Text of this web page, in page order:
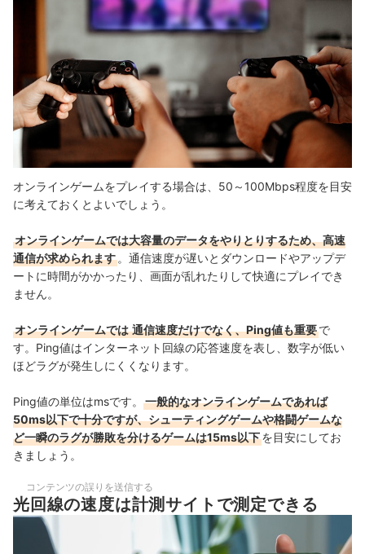
オンラインゲームをプレイする場合は、50～100Mbps程度を目安
に考えておくとよいでしょう。
オンラインゲームでは大容量のデータをやりとりするため、高速
通信が求められます 。 通信速度が遅いとダウンロードやアップデ
ートに時間がかかったり、画面が乱れたりして快適にプレイでき
ません。
オンラインゲームでは 通信速度だけでなく、Ping値も重要で
す。Ping値はインターネット回線の応答速度を表し、数字が低い
ほどラグが発生しにくくなります。
Ping値の単位はmsです。
一般的なオンラインゲームであれば
50ms以下で十分ですが、シューティングゲームや格闘ゲームな
ど一瞬のラグが勝敗を分けるゲームは15ms以下を目安にしてお
きましょう 。
コンテンツの誤りを送信する
光回線の速度は計測サイトで測定できる